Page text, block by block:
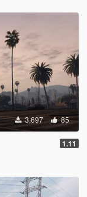
3,697 85
1.11